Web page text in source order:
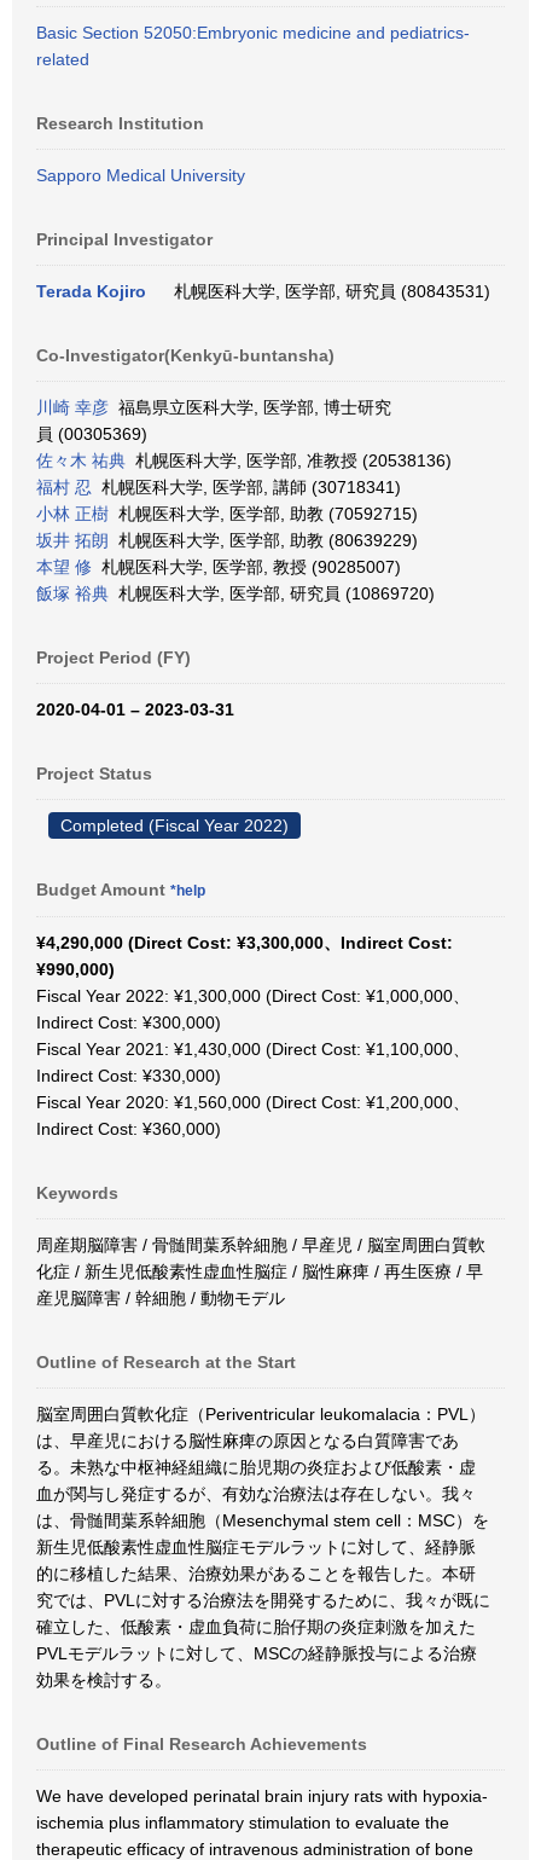
Basic Section 52050:Embryonic medicine and pediatrics-
related
Research Institution
Sapporo Medical University
Principal Investigator
Terada Kojiro 札幌医科大学, 医学部, 研究員 (80843531)
Co-Investigator(Kenkyū-buntansha)
川崎 幸彦 福島県立医科大学, 医学部, 博士研究
員 (00305369)
佐々木 祐典 札幌医科大学, 医学部, 准教授 (20538136)
福村 忍 札幌医科大学, 医学部, 講師 (30718341)
小林 正樹 札幌医科大学, 医学部, 助教 (70592715)
坂井 拓朗 札幌医科大学, 医学部, 助教 (80639229)
本望 修 札幌医科大学, 医学部, 教授 (90285007)
飯塚 裕典 札幌医科大学, 医学部, 研究員 (10869720)
Project Period (FY)
2020-04-01 – 2023-03-31
Project Status
Completed (Fiscal Year 2022)
Budget Amount *help
¥4,290,000 (Direct Cost: ¥3,300,000、Indirect Cost:
¥990,000)
Fiscal Year 2022: ¥1,300,000 (Direct Cost: ¥1,000,000、
Indirect Cost: ¥300,000)
Fiscal Year 2021: ¥1,430,000 (Direct Cost: ¥1,100,000、
Indirect Cost: ¥330,000)
Fiscal Year 2020: ¥1,560,000 (Direct Cost: ¥1,200,000、
Indirect Cost: ¥360,000)
Keywords
周産期脳障害 / 骨髄間葉系幹細胞 / 早産児 / 脳室周囲白質軟
化症 / 新生児低酸素性虚血性脳症 / 脳性麻痺 / 再生医療 / 早
産児脳障害 / 幹細胞 / 動物モデル
Outline of Research at the Start
脳室周囲白質軟化症（Periventricular leukomalacia：PVL）
は、早産児における脳性麻痺の原因となる白質障害であ
る。未熟な中枢神経組織に胎児期の炎症および低酸素・虚
血が関与し発症するが、有効な治療法は存在しない。我々
は、骨髄間葉系幹細胞（Mesenchymal stem cell：MSC）を
新生児低酸素性虚血性脳症モデルラットに対して、経静脈
的に移植した結果、治療効果があることを報告した。本研
究では、PVLに対する治療法を開発するために、我々が既に
確立した、低酸素・虚血負荷に胎仔期の炎症刺激を加えた
PVLモデルラットに対して、MSCの経静脈投与による治療
効果を検討する。
Outline of Final Research Achievements
We have developed perinatal brain injury rats with hypoxia-
ischemia plus inflammatory stimulation to evaluate the
therapeutic efficacy of intravenous administration of bone